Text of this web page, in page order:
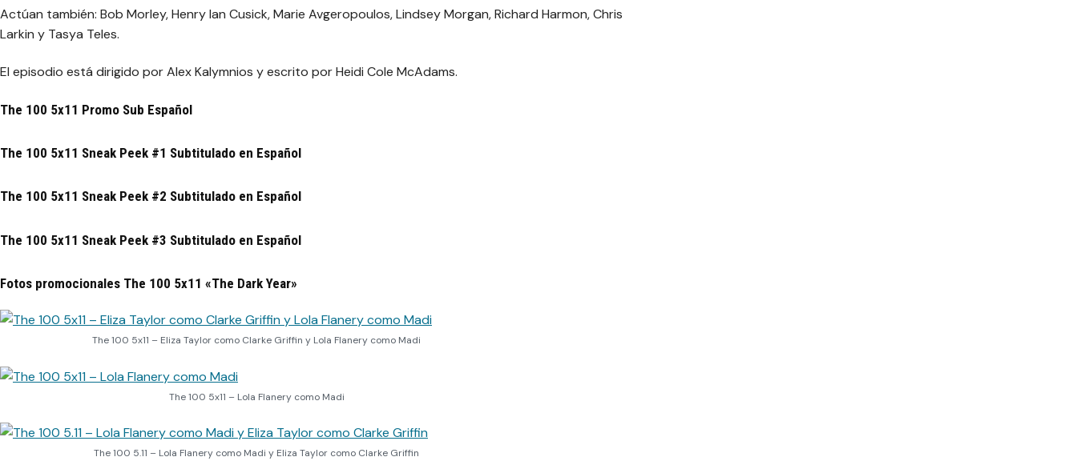
Actúan también: Bob Morley, Henry Ian Cusick, Marie Avgeropoulos, Lindsey Morgan, Richard Harmon, Chris
Larkin y Tasya Teles.
El episodio está dirigido por Alex Kalymnios y escrito por Heidi Cole McAdams.
The 100 5x11 Promo Sub Español
The 100 5x11 Sneak Peek #1 Subtitulado en Español
The 100 5x11 Sneak Peek #2 Subtitulado en Español
The 100 5x11 Sneak Peek #3 Subtitulado en Español
Fotos promocionales The 100 5x11 «The Dark Year»
The 100 5x11 – Eliza Taylor como Clarke Griffin y Lola Flanery como Madi
The 100 5x11 – Lola Flanery como Madi
The 100 5.11 – Lola Flanery como Madi y Eliza Taylor como Clarke Griffin